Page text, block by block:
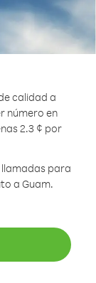
calidad a
número en
2.3 ¢ por
para
a Guam.